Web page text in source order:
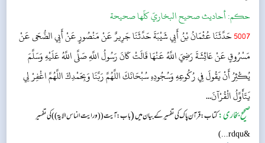
حکم:أحاديث صحيح البخاريّ كلّها صحيحة
5007حَدَّثَنَا عُثْمَانُ بْنُ أَبِي شَيْبَةَ حَدَّثَنَا جَرِيرٌ عَنْ مَنْصُورٍ عَنْ أَبِي الضُّحَى عَنْ
مَسْرُوقٍ عَنْ عَائِشَةَ رَضِيَ اللَّهُ عَنْهَا قَالَتْ كَانَ رَسُولُ اللَّهِ صَلَّى اللَّهُ عَلَيْهِ وَسَلَّمَ
يُكْثِرُ أَنْ يَقُولَ فِي رُكُوعِهِ وَسُجُودِهِ سُبْحَانَكَ اللَّهُمَّ رَبَّنَا وَبِحَمْدِكَ اللَّهُمَّ اغْفِرْ لِي
يَتَأَوَّلُ الْقُرْآنَ...
صحیح بخاری:کتاب: قرآن پاک کی تفسیر کے بیان میں(باب: آیت (( ورایت الناس الایۃ )) کی تفسیر
&rdqu...)